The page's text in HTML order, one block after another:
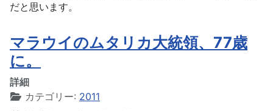
だと思います。
マラウイのムタリカ大統領、77歳
に。
詳細
カテゴリー: 2011